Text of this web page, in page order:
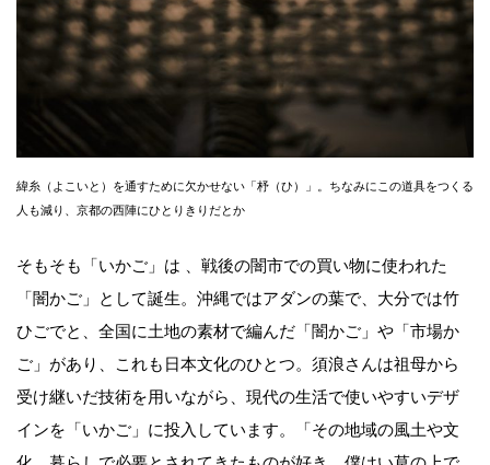
緯糸（よこいと）を通すために欠かせない「杼（ひ）」。ちなみにこの道具をつくる
人も減り、京都の西陣にひとりきりだとか
そもそも「いかご」は 、戦後の闇市での買い物に使われた
「闇かご」として誕生。沖縄ではアダンの葉で、大分では竹
ひごでと、全国に土地の素材で編んだ「闇かご」や「市場か
ご」があり、これも日本文化のひとつ。須浪さんは祖母から
受け継いだ技術を用いながら、現代の生活で使いやすいデザ
インを「いかご」に投入しています。「その地域の風土や文